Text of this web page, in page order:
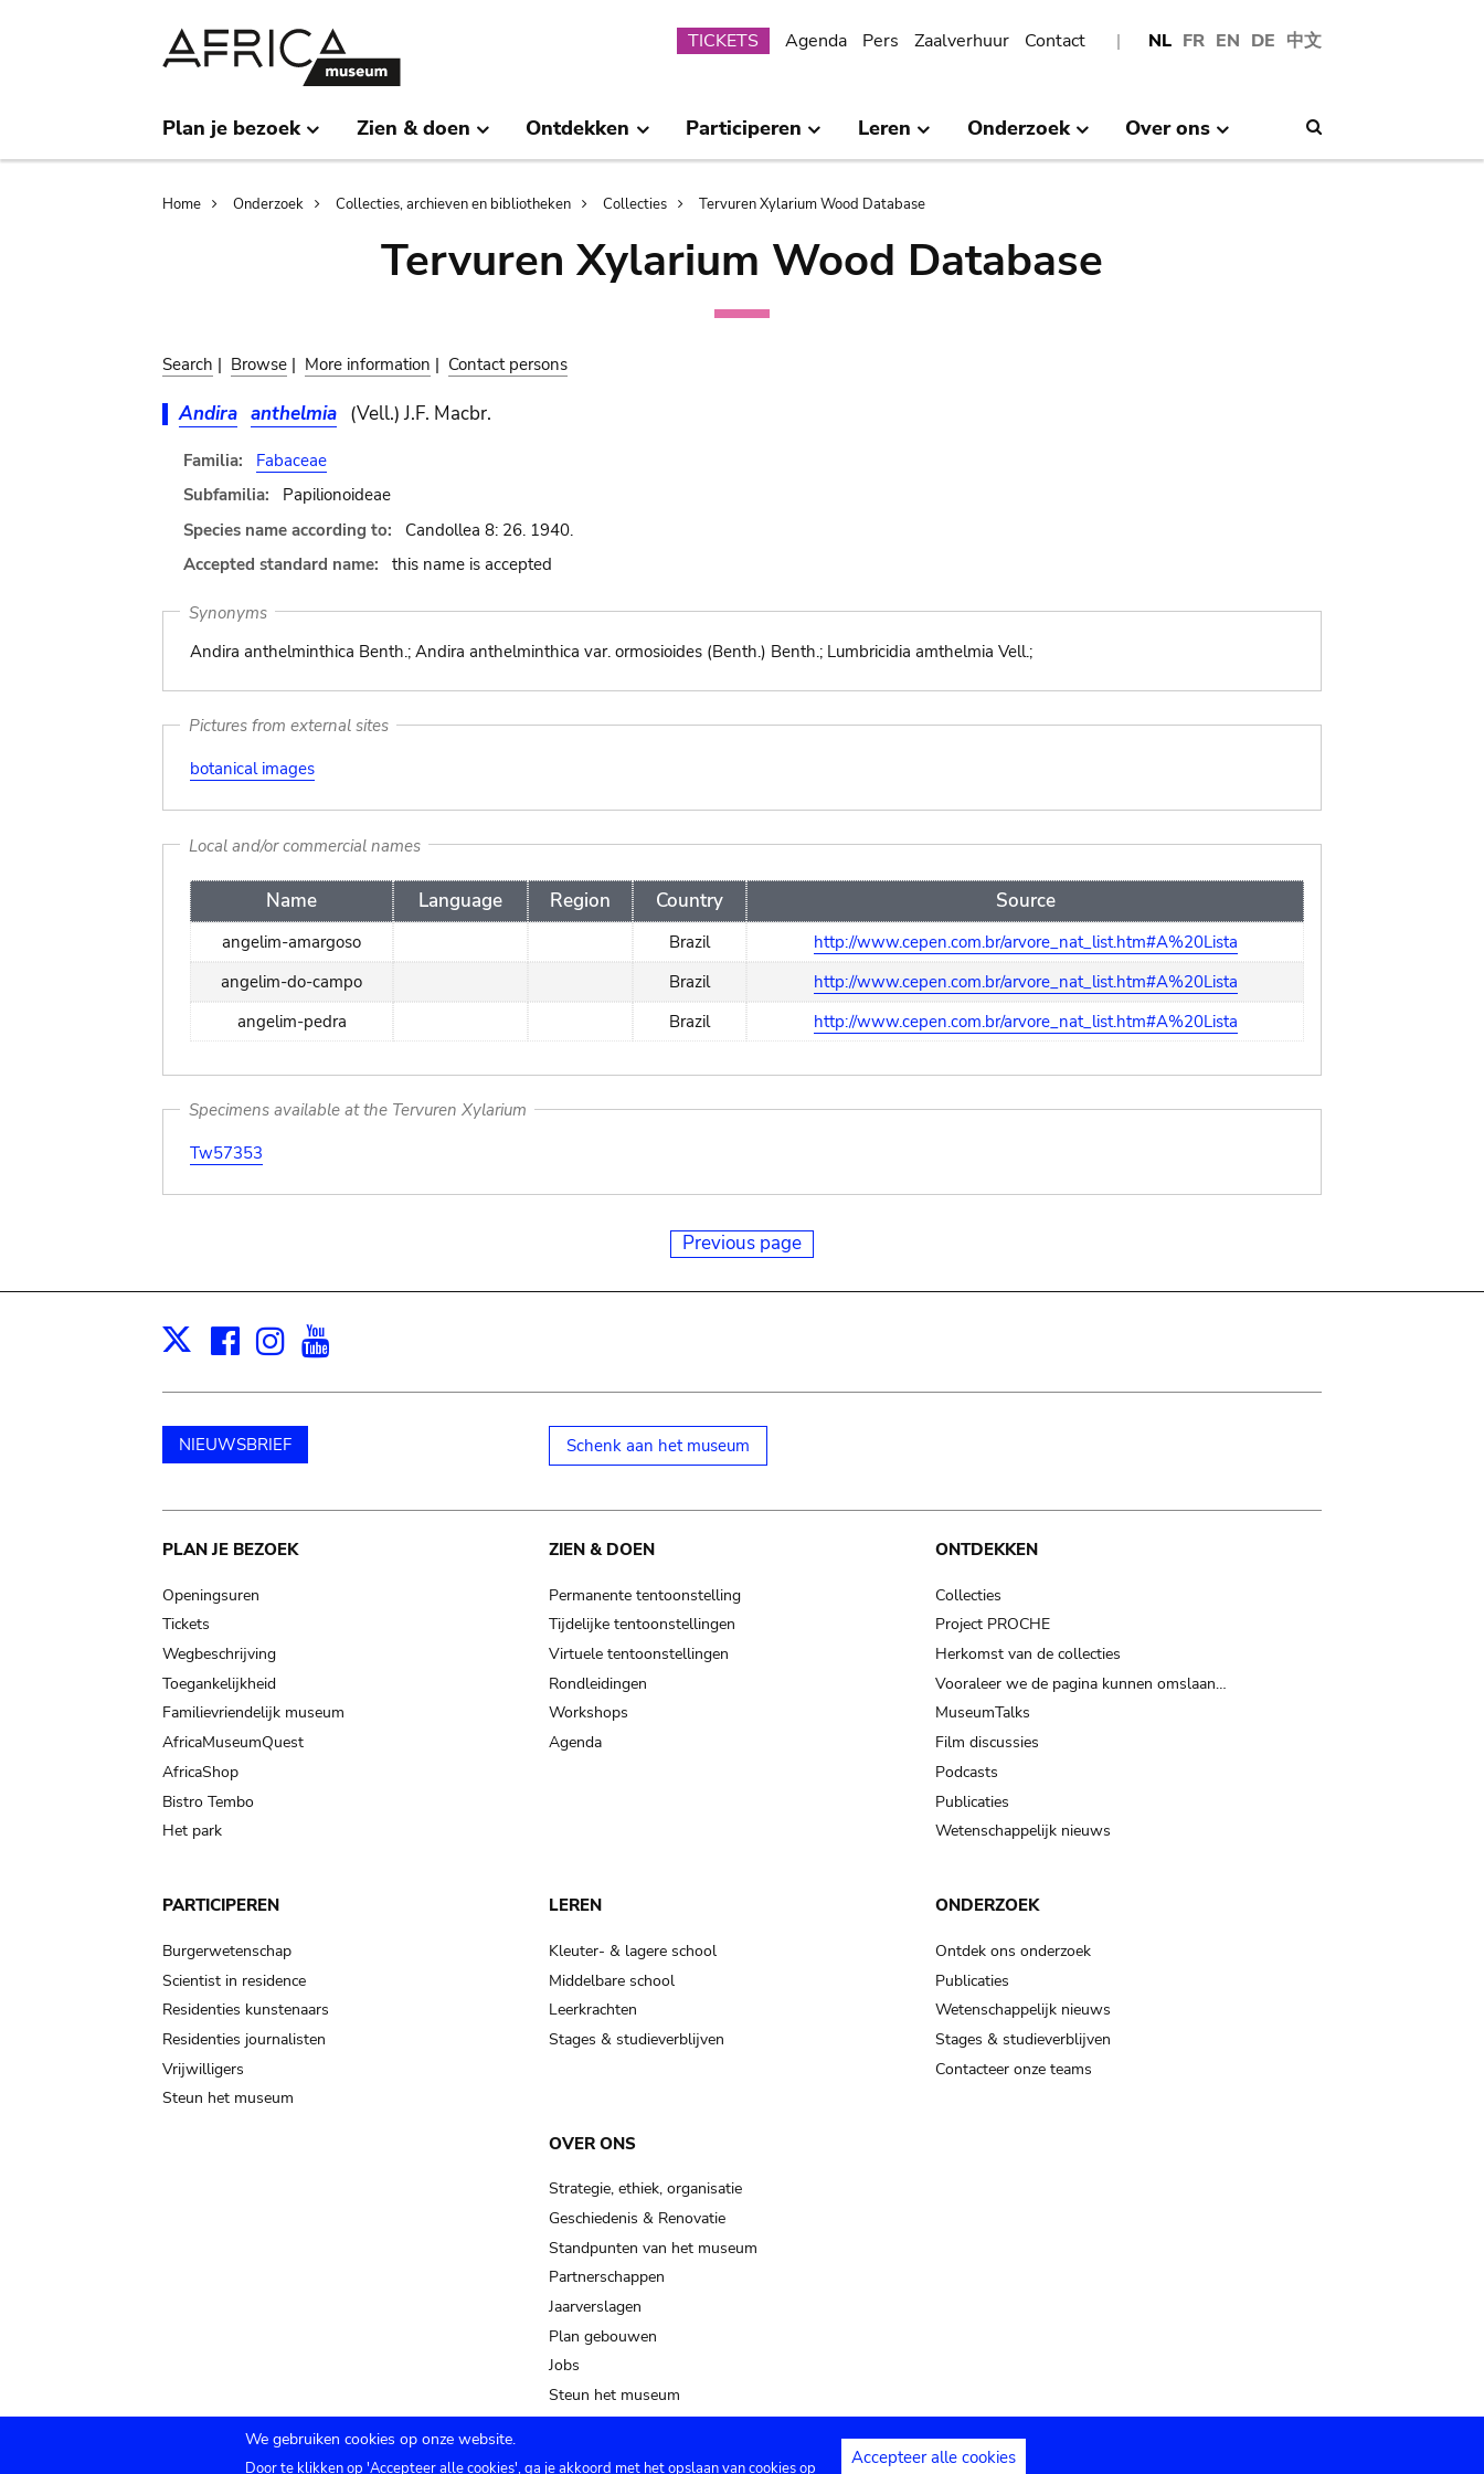
NL FR EN DE 中文
Submenu
TICKETS Agenda Pers Zaalverhuur Contact
Plan je bezoek Zien & doen Ontdekken Participeren Leren Onderzoek Over ons
Breadcrumb
Home Onderzoek Collecties, archieven en bibliotheken Collecties Tervuren Xylarium Wood Database
Tervuren Xylarium Wood Database
Search | Browse | More information | Contact persons
Andira anthelmia (Vell.) J.F. Macbr.
Familia:
Fabaceae
Subfamilia:
Papilionoideae
Species name according to:
Candollea 8: 26. 1940.
Accepted standard name:
this name is accepted
Synonyms
Andira anthelminthica Benth.; Andira anthelminthica var. ormosioides (Benth.) Benth.; Lumbricidia amthelmia Vell.;
Pictures from external sites
botanical images
Local and/or commercial names
Name Language Region Country Source
angelim-amargoso Brazil
http://www.cepen.com.br/arvore_nat_list.htm#A%20Lista
angelim-do-campo
Brazil
http://www.cepen.com.br/arvore_nat_list.htm#A%20Lista
angelim-pedra
Brazil http://www.cepen.com.br/arvore_nat_list.htm#A%20Lista
Specimens available at the Tervuren Xylarium
Tw57353
Previous page
X Facebook
Instagram
NIEUWSBRIEF Schenk aan het museum
Main
navigation
PLAN JE BEZOEK
Openingsuren
Tickets
Wegbeschrijving
Toegankelijkheid
Familievriendelijk museum
AfricaMuseumQuest
AfricaShop
Bistro Tembo
Het park
ZIEN & DOEN
Permanente tentoonstelling
Tijdelijke tentoonstellingen
Virtuele tentoonstellingen
Rondleidingen
Workshops
Agenda
ONTDEKKEN
Collecties
Project PROCHE
Herkomst van de collecties
Vooraleer we de pagina kunnen omslaan…
MuseumTalks
Film discussies
Podcasts
Publicaties
Wetenschappelijk nieuws
PARTICIPEREN
Burgerwetenschap
Scientist in residence
Residenties kunstenaars
Residenties journalisten
Vrijwilligers
Steun het museum
LEREN
Kleuter- & lagere school
Middelbare school
Leerkrachten
Stages & studieverblijven
ONDERZOEK
Ontdek ons onderzoek
Publicaties
Wetenschappelijk nieuws
Stages & studieverblijven
Contacteer onze teams
OVER ONS
Strategie, ethiek, organisatie
Geschiedenis & Renovatie
Standpunten van het museum
Partnerschappen
Jaarverslagen
Plan gebouwen
Jobs
Steun het museum
We gebruiken cookies op onze website.
Door te klikken op 'Accepteer alle cookies', ga je akkoord met het opslaan van cookies op Accepteer alle cookies